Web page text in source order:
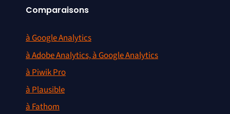
Comparaisons
à Google Analytics
à Adobe Analytics, à Google Analytics
à Piwik Pro
à Plausible
à Fathom